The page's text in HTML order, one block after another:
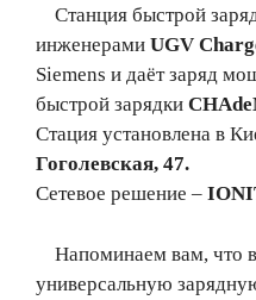
Станция быстрой
инженерами UGV
Siemens и даёт заряд
быстрой зарядки
Стация установлена в
Гоголевская, 47.
Сетевое решение –
Напоминаем вам, что
универсальную